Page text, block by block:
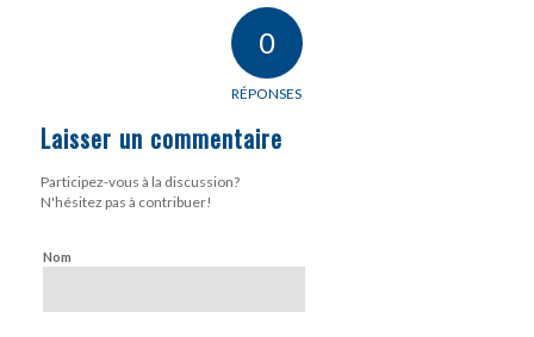
0
RÉPONSES
Laisser un commentaire
Participez-vous à la discussion?
N'hésitez pas à contribuer!
Nom